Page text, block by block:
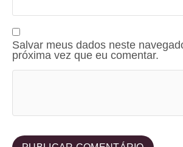
Salvar meus dados neste
próxima vez que eu comentar.